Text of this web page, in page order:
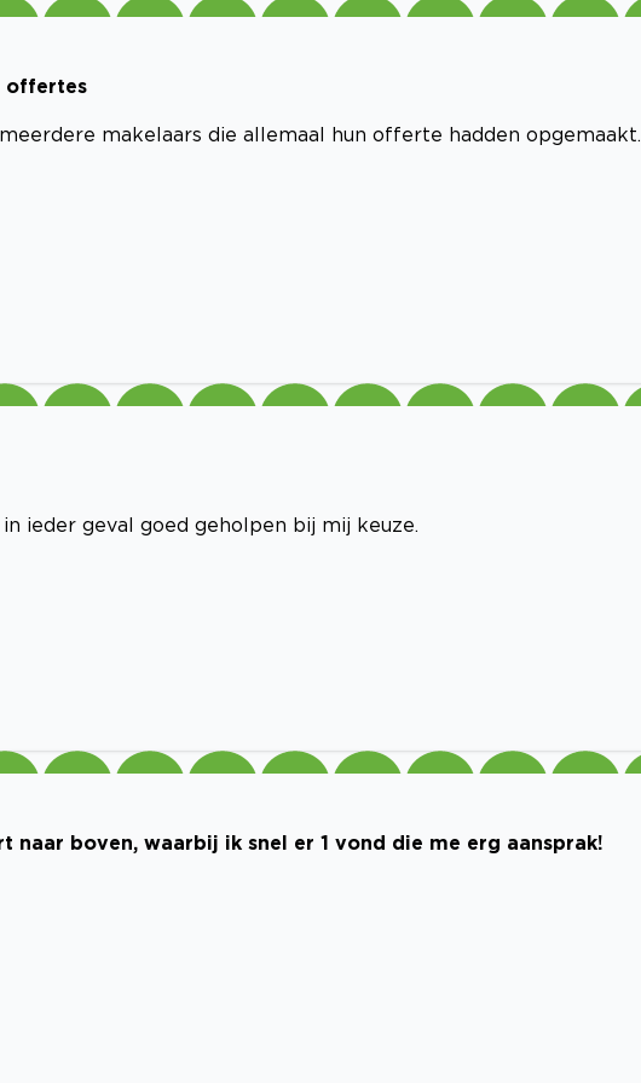
offertes
makelaars die allemaal hun offerte hadden opgemaakt.
ieder geval goed geholpen bij mij keuze.
naar boven, waarbij ik snel er 1 vond die me erg aansprak!